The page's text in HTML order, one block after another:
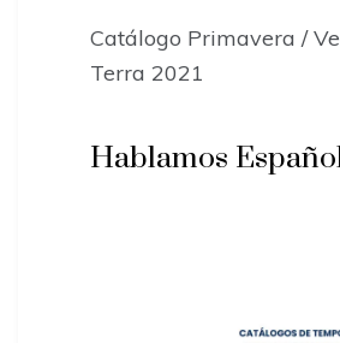
Catálogo Primavera /
Terra 2021
Hablamos